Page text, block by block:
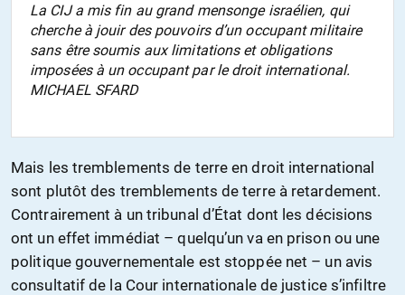
La CIJ a mis fin au grand mensonge israélien, qui
cherche à jouir des pouvoirs d’un occupant militaire
sans être soumis aux limitations et obligations
imposées à un occupant par le droit international.
MICHAEL SFARD
Mais les tremblements de terre en droit international
sont plutôt des tremblements de terre à retardement.
Contrairement à un tribunal d’État dont les décisions
ont un effet immédiat – quelqu’un va en prison ou une
politique gouvernementale est stoppée net – un avis
consultatif de la Cour internationale de justice s’infiltre